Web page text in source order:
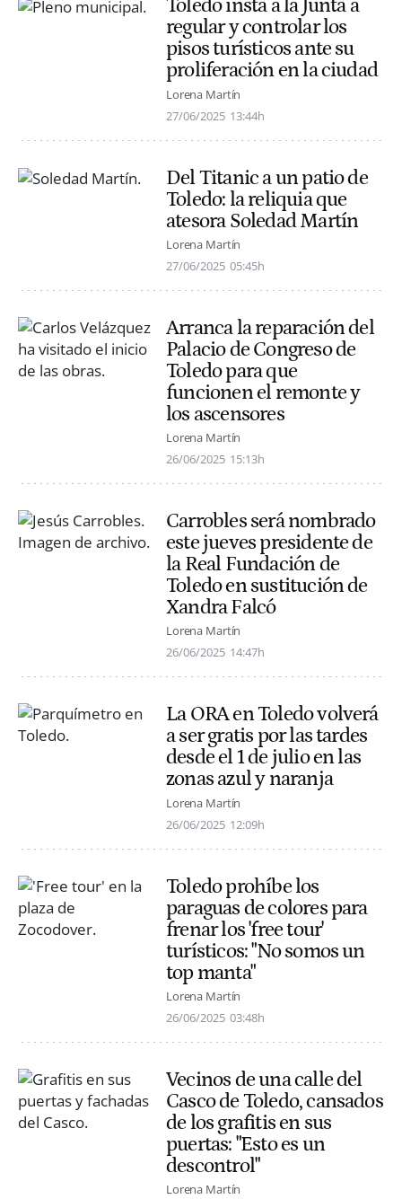
Toledo insta a la Junta a
regular y controlar los
pisos turísticos ante su
proliferación en la ciudad
Lorena Martín
27/06/2025 13:44h
Del Titanic a un patio de
Toledo: la reliquia que
atesora Soledad Martín
Lorena Martín
27/06/2025 05:45h
Arranca la reparación del
Palacio de Congreso de
Toledo para que
funcionen el remonte y
los ascensores
Lorena Martín
26/06/2025 15:13h
Carrobles será nombrado
este jueves presidente de
la Real Fundación de
Toledo en sustitución de
Xandra Falcó
Lorena Martín
26/06/2025 14:47h
La ORA en Toledo volverá
a ser gratis por las tardes
desde el 1 de julio en las
zonas azul y naranja
Lorena Martín
26/06/2025 12:09h
Toledo prohíbe los
paraguas de colores para
frenar los 'free tour'
turísticos: "No somos un
top manta"
Lorena Martín
26/06/2025 03:48h
Vecinos de una calle del
Casco de Toledo, cansados
de los grafitis en sus
puertas: "Esto es un
descontrol"
Lorena Martín